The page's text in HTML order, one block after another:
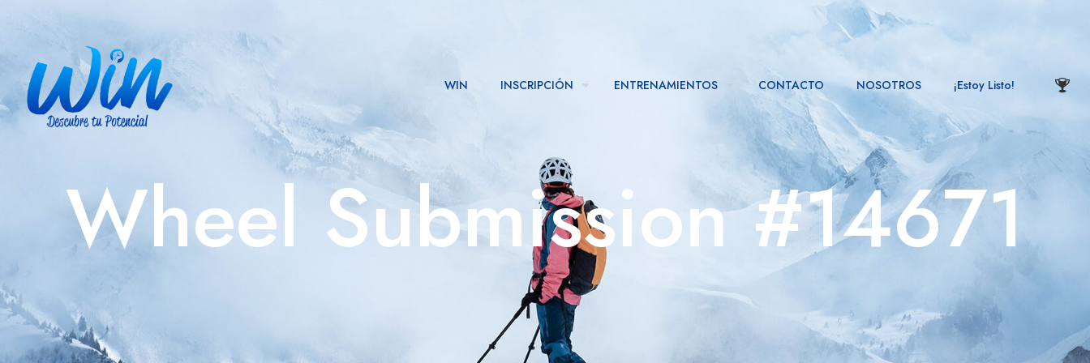
WIN INSCRIPCIÓN ENTRENAMIENTOS CONTACTO NOSOTROS ¡Estoy Listo!
Wheel Submission #14671